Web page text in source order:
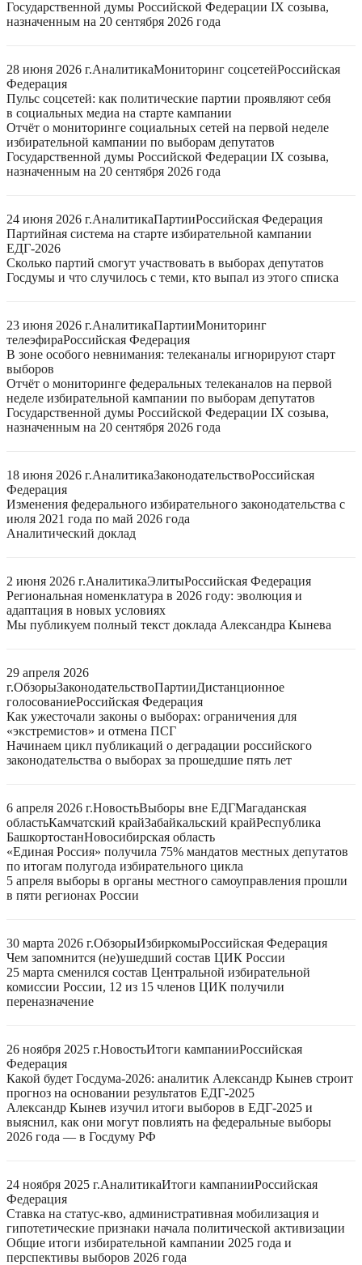
Государственной думы Российской Федерации IX созыва,
назначенным на 20 сентября 2026 года
28 июня 2026 г.АналитикаМониторинг соцсетейРоссийская
Федерация
Пульс соцсетей: как политические партии проявляют себя
в социальных медиа на старте кампании
Отчёт о мониторинге социальных сетей на первой неделе
избирательной кампании по выборам депутатов
Государственной думы Российской Федерации IX созыва,
назначенным на 20 сентября 2026 года
24 июня 2026 г.АналитикаПартииРоссийская Федерация
Партийная система на старте избирательной кампании
ЕДГ-2026
Сколько партий смогут участвовать в выборах депутатов
Госдумы и что случилось с теми, кто выпал из этого списка
23 июня 2026 г.АналитикаПартииМониторинг
телеэфираРоссийская Федерация
В зоне особого невнимания: телеканалы игнорируют старт
выборов
Отчёт о мониторинге федеральных телеканалов на первой
неделе избирательной кампании по выборам депутатов
Государственной думы Российской Федерации IX созыва,
назначенным на 20 сентября 2026 года
18 июня 2026 г.АналитикаЗаконодательствоРоссийская
Федерация
Изменения федерального избирательного законодательства с
июля 2021 года по май 2026 года
Аналитический доклад
2 июня 2026 г.АналитикаЭлитыРоссийская Федерация
Региональная номенклатура в 2026 году: эволюция и
адаптация в новых условиях
Мы публикуем полный текст доклада Александра Кынева
29 апреля 2026
г.ОбзорыЗаконодательствоПартииДистанционное
голосованиеРоссийская Федерация
Как ужесточали законы о выборах: ограничения для
«экстремистов» и отмена ПСГ
Начинаем цикл публикаций о деградации российского
законодательства о выборах за прошедшие пять лет
6 апреля 2026 г.НовостьВыборы вне ЕДГМагаданская
областьКамчатский крайЗабайкальский крайРеспублика
БашкортостанНовосибирская область
«Единая Россия» получила 75% мандатов местных депутатов
по итогам полугода избирательного цикла
5 апреля выборы в органы местного самоуправления прошли
в пяти регионах России
30 марта 2026 г.ОбзорыИзбиркомыРоссийская Федерация
Чем запомнится (не)ушедший состав ЦИК России
25 марта сменился состав Центральной избирательной
комиссии России, 12 из 15 членов ЦИК получили
переназначение
26 ноября 2025 г.НовостьИтоги кампанииРоссийская
Федерация
Какой будет Госдума-2026: аналитик Александр Кынев строит
прогноз на основании результатов ЕДГ-2025
Александр Кынев изучил итоги выборов в ЕДГ-2025 и
выяснил, как они могут повлиять на федеральные выборы
2026 года — в Госдуму РФ
24 ноября 2025 г.АналитикаИтоги кампанииРоссийская
Федерация
Ставка на статус-кво, административная мобилизация и
гипотетические признаки начала политической активизации
Общие итоги избирательной кампании 2025 года и
перспективы выборов 2026 года